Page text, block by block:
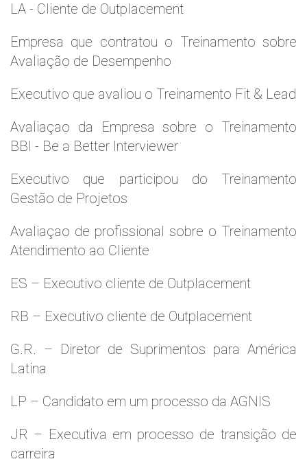
LA - Cliente de Outplacement
Empresa que contratou o Treinamento sobre
Avaliação de Desempenho
Executivo que avaliou o Treinamento Fit & Lead
Avaliaçao da Empresa sobre o Treinamento
BBI - Be a Better Interviewer
Executivo que participou do Treinamento
Gestão de Projetos
Avaliaçao de profissional sobre o Treinamento
Atendimento ao Cliente
ES – Executivo cliente de Outplacement
RB – Executivo cliente de Outplacement
G.R. – Diretor de Suprimentos para América
Latina
LP – Candidato em um processo da AGNIS
JR – Executiva em processo de transição de
carreira